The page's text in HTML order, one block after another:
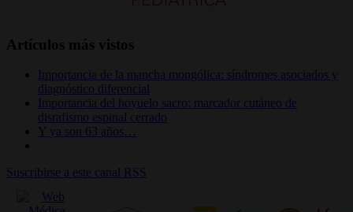
Artículos más vistos
Importancia de la mancha mongólica: síndromes asociados y
diagnóstico diferencial
Importancia del hoyuelo sacro: marcador cutáneo de
disrafismo espinal cerrado
Y ya son 63 años…
Suscribirse a este canal RSS